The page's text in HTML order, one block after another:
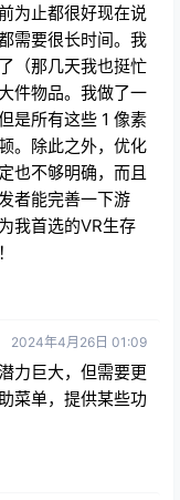
需要很长时间。我
（那几天我也挺忙
件物品。我做了一
是所有这些 1 像素
。除此之外，优化
也不够明确，而且
者能完善一下游
我首选的VR生存
力巨大，但需要更
菜单，提供某些功